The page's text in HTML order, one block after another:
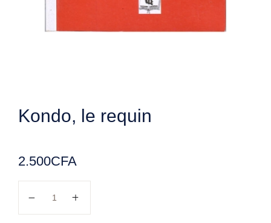
Kondo, le requin
2.500CFA